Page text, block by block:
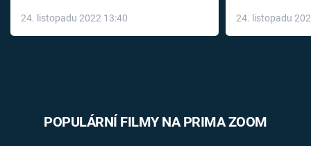
24. listopadu 2022 13:40
léky
24. listopadu
POPULÁRNÍ FILMY NA PRIMA ZOOM